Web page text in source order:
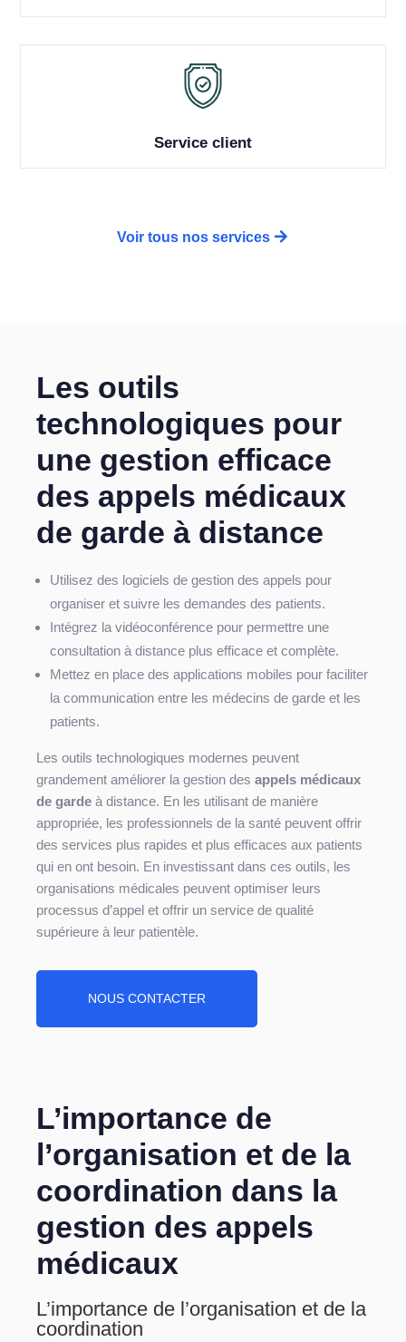
Service client
Voir tous nos services
Les outils
technologiques pour
une gestion efficace
des appels médicaux
de garde à distance
Utilisez des logiciels de gestion des appels pour
organiser et suivre les demandes des patients.
Intégrez la vidéoconférence pour permettre une
consultation à distance plus efficace et complète.
Mettez en place des applications mobiles pour faciliter
la communication entre les médecins de garde et les
patients.
Les outils technologiques modernes peuvent
grandement améliorer la gestion des appels médicaux
de garde à distance. En les utilisant de manière
appropriée, les professionnels de la santé peuvent offrir
des services plus rapides et plus efficaces aux patients
qui en ont besoin. En investissant dans ces outils, les
organisations médicales peuvent optimiser leurs
processus d’appel et offrir un service de qualité
supérieure à leur patientèle.
NOUS CONTACTER
L’importance de
l’organisation et de la
coordination dans la
gestion des appels
médicaux
L’importance de l’organisation et de la
coordination